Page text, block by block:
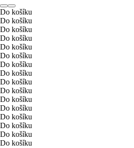
Do košíku
Do košíku
Do košíku
Do košíku
Do košíku
Do košíku
Do košíku
Do košíku
Do košíku
Do košíku
Do košíku
Do košíku
Do košíku
Do košíku
Do košíku
Do košíku